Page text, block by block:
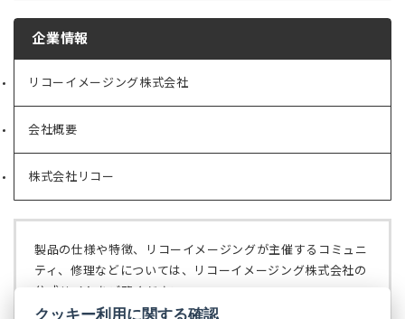
企業情報
リコーイメージング株式会社
（新
タ
ブ
で
開
く）
会社概要
（新
タ
ブ
く）
株式会社リコー
（新
ブ
開
製品の仕様や特徴、リコーイメージングが主催するコミュニ
ティ、修理などについては、リコーイメージング株式会社の
公式サイトをご覧ください。
クッキー利用に関する確認